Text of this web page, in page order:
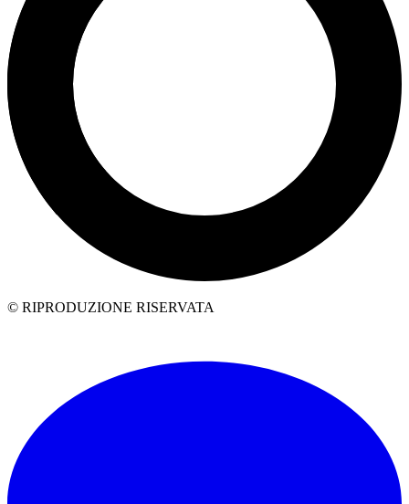
© RIPRODUZIONE RISERVATA